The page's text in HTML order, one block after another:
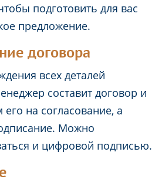
подготовить для вас
предложение.
договора
всех деталей
составит договор и
на согласование, а
Можно
и цифровой подписью.